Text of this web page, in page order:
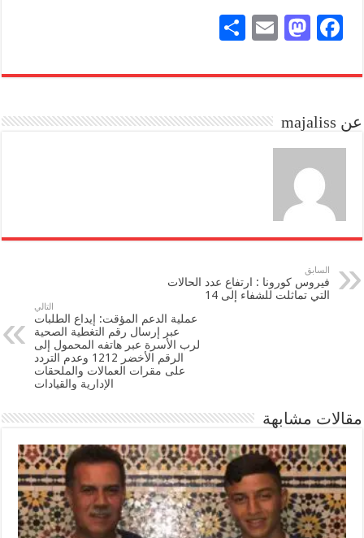
Fa
bo
M
to
n
E
ail
re
عن majaliss
السابق
فيروس كورونا : ارتفاع عدد الحالات
التي تماثلت للشفاء إلى 14
التالي
عملية الدعم المؤقت: إيداع الطلبات
عبر إرسال رقم التغطية الصحية
لرب الأسرة عبر هاتفه المحمول إلى
الرقم الأخضر 1212 وعدم التردد
على مقرات العمالات والملحقات
الإدارية والقيادات
مقالات مشابهة